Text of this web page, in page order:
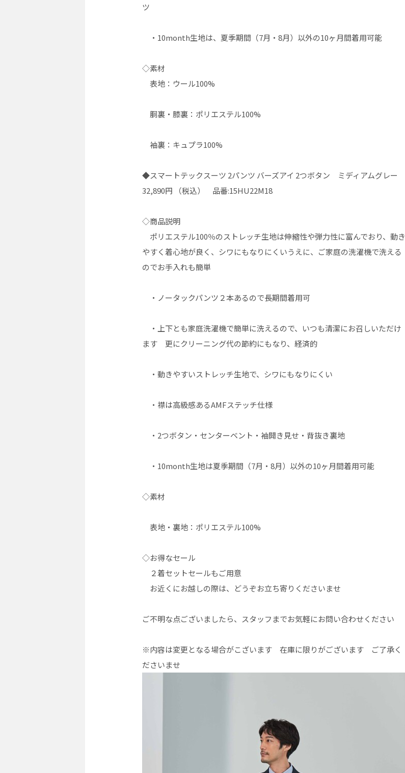
ツ
・10month生地は、夏季期間（7月・8月）以外の10ヶ月間着用可能
◇素材
表地：ウール100%
胴裏・膝裏：ポリエステル100%
袖裏：キュプラ100%
◆スマートテックスーツ 2パンツ バーズアイ 2つボタン ミディアムグレー
32,890円 （税込） 品番:15HU22M18
◇商品説明
ポリエステル100％のストレッチ生地は伸縮性や弾力性に富んでおり、動き
やすく着心地が良く、シワにもなりにくいうえに、ご家庭の洗濯機で洗える
のでお手入れも簡単
・ノータックパンツ２本あるので長期間着用可
・上下とも家庭洗濯機で簡単に洗えるので、いつも清潔にお召しいただけ
ます 更にクリーニング代の節約にもなり、経済的
・動きやすいストレッチ生地で、シワにもなりにくい
・襟は高級感あるAMFステッチ仕様
・2つボタン・センターベント・袖開き見せ・背抜き裏地
・10month生地は夏季期間（7月・8月）以外の10ヶ月間着用可能
◇素材
表地・裏地：ポリエステル100%
◇お得なセール
２着セットセールもご用意
お近くにお越しの際は、どうぞお立ち寄りくださいませ
ご不明な点ございましたら、スタッフまでお気軽にお問い合わせください
※内容は変更となる場合がこざいます 在庫に限りがございます ご了承く
ださいませ